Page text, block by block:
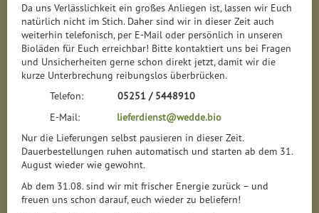
Da uns Verlässlichkeit ein großes Anliegen ist, lassen wir Euch
natürlich nicht im Stich. Daher sind wir in dieser Zeit auch
weiterhin telefonisch, per E-Mail oder persönlich in unseren
Bioläden für Euch erreichbar! Bitte kontaktiert uns bei Fragen
und Unsicherheiten gerne schon direkt jetzt, damit wir die
kurze Unterbrechung reibungslos überbrücken.
Telefon: 05251 / 5448910
E-Mail: lieferdienst@wedde.bio
Nur die Lieferungen selbst pausieren in dieser Zeit.
Dauerbestellungen ruhen automatisch und starten ab dem 31.
August wieder wie gewohnt.
Ab dem 31.08. sind wir mit frischer Energie zurück – und
freuen uns schon darauf, euch wieder zu beliefern!
25
Südfrüchte, Melonen & Co.
12
Pflaumen, Pfirsiche & Co.
Nüsse, Datteln & Co.
Hersteller Ernährung Allergene